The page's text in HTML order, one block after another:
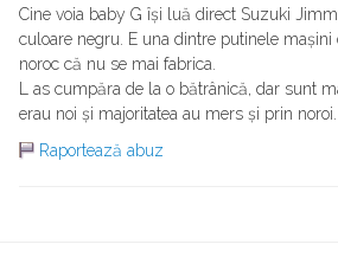
Cine voia baby G își luă direct Suzuki
culoare negru. E una dintre putinele mașini
noroc că nu se mai fabrica.
L as cumpăra de la o bătrânică, dar sunt
erau noi și majoritatea au mers și prin
Raportează abuz